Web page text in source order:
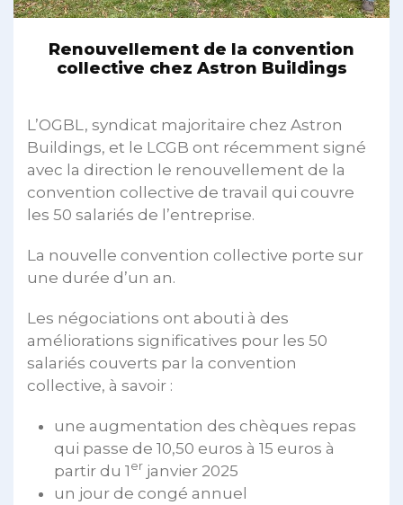
Renouvellement de la convention
collective chez Astron Buildings
L’OGBL, syndicat majoritaire chez Astron
Buildings, et le LCGB ont récemment signé
avec la direction le renouvellement de la
convention collective de travail qui couvre
les 50 salariés de l’entreprise.
La nouvelle convention collective porte sur
une durée d’un an.
Les négociations ont abouti à des
améliorations significatives pour les 50
salariés couverts par la convention
collective, à savoir :
une augmentation des chèques repas
qui passe de 10,50 euros à 15 euros à
partir du 1 er janvier 2025
un jour de congé annuel